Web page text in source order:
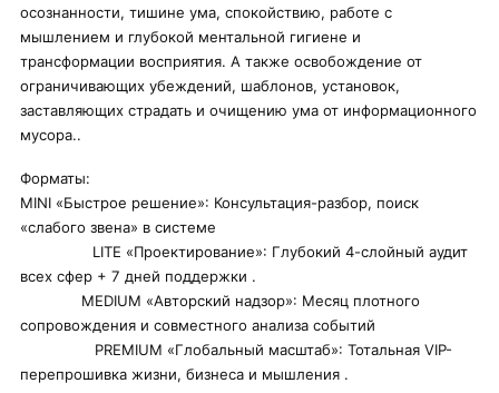
осознанности, тишине ума, спокойствию, работе с
мышлением и глубокой ментальной гигиене и
трансформации восприятия. А также освобождение от
ограничивающих убеждений, шаблонов, установок,
заставляющих страдать и очищению ума от информационного
мусора..
Форматы:
MINI «Быстрое решение»: Консультация-разбор, поиск
«слабого звена» в системе
LITE «Проектирование»: Глубокий 4-слойный аудит
всех сфер + 7 дней поддержки .
MEDIUM «Авторский надзор»: Месяц плотного
сопровождения и совместного анализа событий
PREMIUM «Глобальный масштаб»: Тотальная VIP-
перепрошивка жизни, бизнеса и мышления .